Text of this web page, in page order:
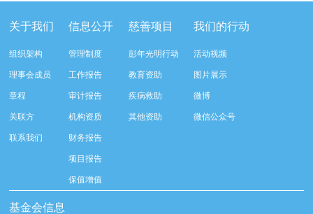
基金会不得利用关联关系损害基金会合法权益；四、
利益。五、基金会做关联交易表决时候，有必要的可
以聘请专业的财务、法律机构出具专业意见。第二章
关联人和关联交易范围第四条 本办法所称的关联关
系，是指基金会的发起人、理事主要来源单位、主要
基金会之间的关系。第五条 关联人具体包括：具有关
联关系的自然人、法人和其他组织。第六条 关联关系
关于我们
组织架构
理事会成员
章程
关联方
联系我们
信息公开
管理制度
工作报告
审计报告
机构资质
财务报告
项目报告
保值增值
慈善项目
彭年光明行动
教育资助
疾病救助
其他资助
我们的行动
活动视频
图片展示
微博
微信公众号
基金会信息